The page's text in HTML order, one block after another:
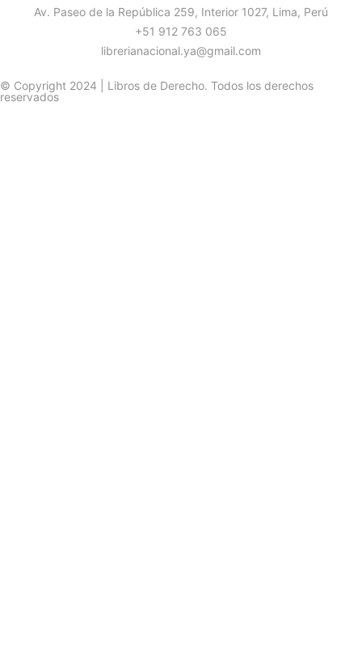
Av. Paseo de la República 259, Interior 1027, Lima, Perú
+51 912 763 065
librerianacional.ya@gmail.com
© Copyright 2024 | Libros de Derecho. Todos los derechos
reservados